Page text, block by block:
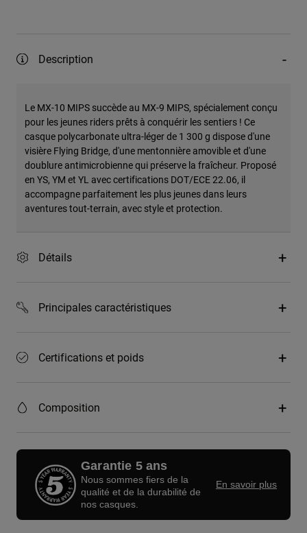
Description
Le MX-10 MIPS succède au MX-9 MIPS, spécialement conçu
pour les jeunes riders prêts à conquérir les sentiers ! Ce
casque polycarbonate ultra-léger de 1 300 g dispose d'une
visière Flying Bridge, d'une mentonnière amovible et d'une
doublure antimicrobienne qui préserve la fraîcheur. Proposé
en YS, YM et YL avec certifications DOT/ECE 22.06, il
accompagne parfaitement les plus jeunes dans leurs
aventures tout-terrain, avec style et protection.
Détails
Principales caractéristiques
Certifications et poids
Composition
Garantie 5 ans
Nous sommes fiers de la
qualité et de la durabilité de
nos casques.
En savoir plus